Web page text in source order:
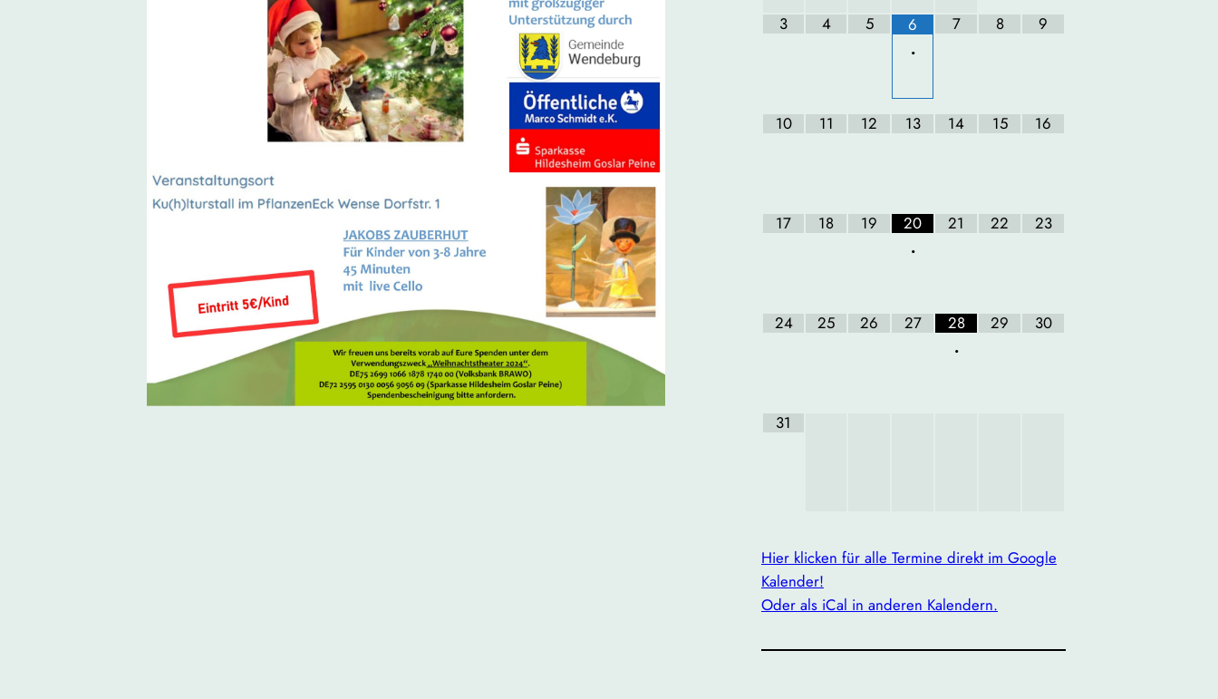
3 4 5
6
•
7 8 9
10 11 12 13 14 15 16
17 18 19
20
•
21 22 23
24 25 26 27
28
•
29 30
31
Hier klicken für alle Termine direkt im Google
Kalender!
Oder als iCal in anderen Kalendern.